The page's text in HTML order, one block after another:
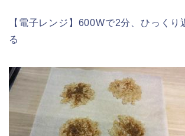
【電子レンジ】600Wで2分、ひっくり
る